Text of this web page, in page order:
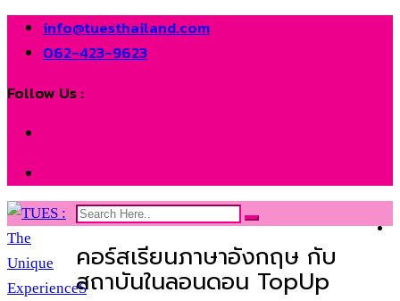
info@tuesthailand.com
062-423-9623
Follow Us :
คอร์สเรียนภาษาอังกฤษ กับ
สถาบันในลอนดอน TopUp